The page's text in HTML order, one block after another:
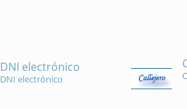
DNI electrónico
DNI electrónico